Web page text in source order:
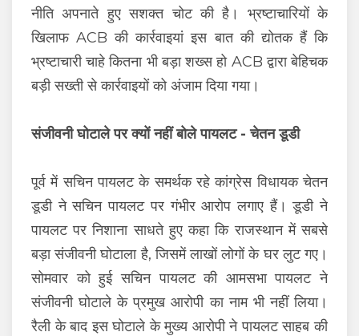
नीति अपनाते हुए सशक्त चोट की है। भ्रष्टाचारियों के
खिलाफ ACB की कार्रवाइयां इस बात की द्योतक हैं कि
भ्रष्टाचारी चाहे कितना भी बड़ा शख्स हो ACB द्वारा बेहिचक
बड़ी सख्ती से कार्रवाइयों को अंजाम दिया गया।
संजीवनी घोटाले पर क्यों नहीं बोले पायलट - चेतन डूडी
पूर्व में सचिन पायलट के समर्थक रहे कांग्रेस विधायक चेतन
डूडी ने सचिन पायलट पर गंभीर आरोप लगाए हैं। डूडी ने
पायलट पर निशाना साधते हुए कहा कि राजस्थान में सबसे
बड़ा संजीवनी घोटाला है, जिसमें लाखों लोगों के घर लुट गए।
सोमवार को हुई सचिन पायलट की आमसभा पायलट ने
संजीवनी घोटाले के प्रमुख आरोपी का नाम भी नहीं लिया।
रैली के बाद इस घोटाले के मुख्य आरोपी ने पायलट साहब की